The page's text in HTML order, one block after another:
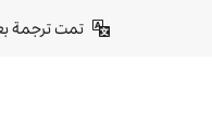
تمت ترجمة